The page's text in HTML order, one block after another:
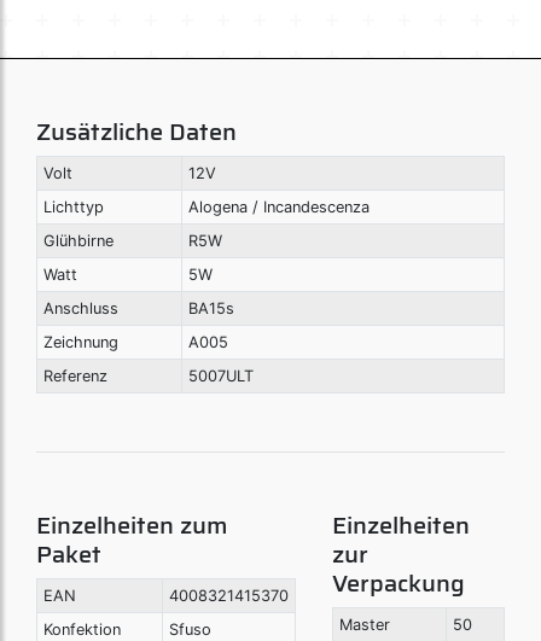
Zusätzliche Daten
Volt
12V
Lichttyp
Alogena / Incandescenza
Glühbirne
R5W
Watt
5W
Anschluss
BA15s
Zeichnung
A005
Referenz
5007ULT
Einzelheiten zum
Paket
EAN
4008321415370
Konfektion
Sfuso
Einzelheiten
zur
Verpackung
Master 50